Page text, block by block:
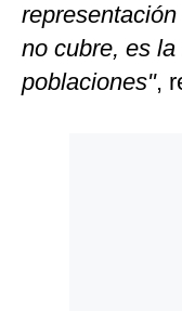
no cubre, es
poblaciones",